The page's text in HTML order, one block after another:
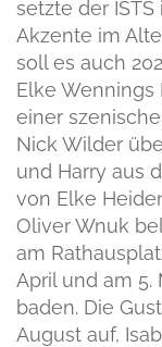
setzte der
Akzente im
soll es auch
Elke Wennings
einer
Nick Wilder
und Harry aus
von Elke
Oliver Wnuk
am
April und am 5.
baden. Die
August auf,